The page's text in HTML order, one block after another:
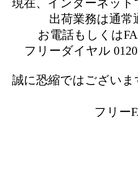
現在、インターネッ
出荷業務は通
お電話もしくは
フリーダイヤル
誠に恐縮ではござい
フリー